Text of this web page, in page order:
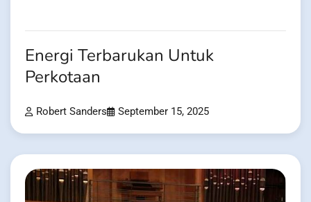
Energi Terbarukan Untuk
Perkotaan
Robert Sanders September 15, 2025